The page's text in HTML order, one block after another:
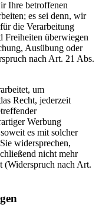
Ihre betroffenen
es sei denn, wir
die Verarbeitung
Freiheiten überwiegen
Ausübung oder
nach Art. 21 Abs.
um
Recht, jederzeit
Werbung
es mit solcher
widersprechen,
nicht mehr
(Widerspruch nach Art.